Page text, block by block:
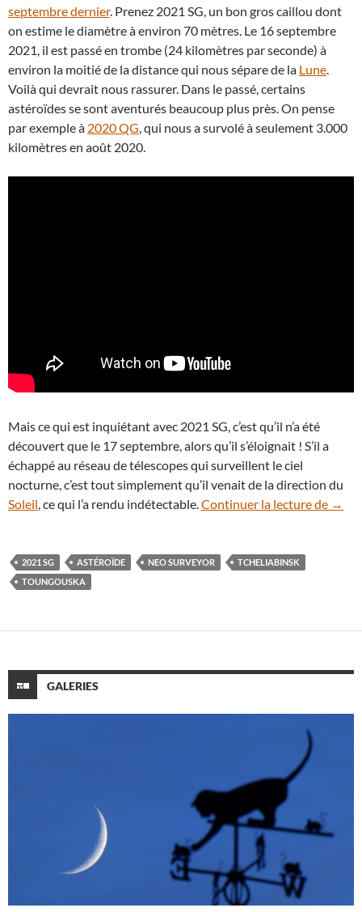
septembre dernier. Prenez 2021 SG, un bon gros caillou dont
on estime le diamètre à environ 70 mètres. Le 16 septembre
2021, il est passé en trombe (24 kilomètres par seconde) à
environ la moitié de la distance qui nous sépare de la Lune.
Voilà qui devrait nous rassurer. Dans le passé, certains
astéroïdes se sont aventurés beaucoup plus près. On pense
par exemple à 2020 QG, qui nous a survolé à seulement 3.000
kilomètres en août 2020.
Mais ce qui est inquiétant avec 2021 SG, c’est qu’il n’a été
découvert que le 17 septembre, alors qu’il s’éloignait ! S’il a
échappé au réseau de télescopes qui surveillent le ciel
nocturne, c’est tout simplement qu’il venait de la direction du
Soleil, ce qui l’a rendu indétectable.Continuer la lecture de →
2021 SG ASTÉROÏDE NEO SURVEYOR
TCHELIABINSK
TOUNGOUSKA
GALERIES